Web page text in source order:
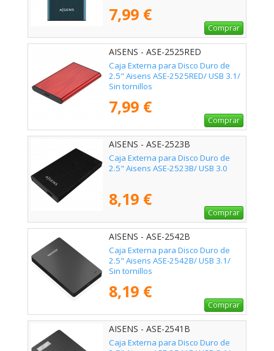
7,99 €
Comprar
AISENS - ASE-2525RED
Caja Externa para Disco Duro de
2.5" Aisens ASE-2525RED/ USB 3.1/
Sin tornillos
7,99 €
Comprar
AISENS - ASE-2523B
Caja Externa para Disco Duro de
2.5" Aisens ASE-2523B/ USB 3.0
8,19 €
Comprar
AISENS - ASE-2542B
Caja Externa para Disco Duro de
2.5" Aisens ASE-2542B/ USB 3.1/
Sin tornillos
8,19 €
Comprar
AISENS - ASE-2541B
Caja Externa para Disco Duro de